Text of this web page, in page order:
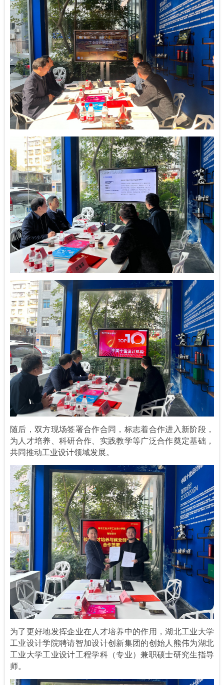
随后，双方现场签署合作合同，标志着合作进入新阶段，
为人才培养、科研合作、实践教学等广泛合作奠定基础，
共同推动工业设计领域发展。
为了更好地发挥企业在人才培养中的作用，湖北工业大学
工业设计学院聘请智加设计创新集团的创始人熊伟为湖北
工业大学工业设计工程学科（专业）兼职硕士研究生指导
师。